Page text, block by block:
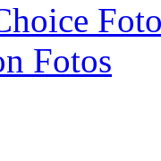
Fotos